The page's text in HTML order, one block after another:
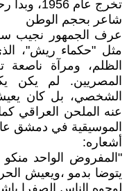
تخرج عام 1956، وبدأ رحلته الفنية والإنسانية الصعبة.
شاعر بحجم الوطن
عرف الجمهور نجيب
مثل "حكماء ريش"،
الظلم، ومرآة ناصعة
المصريين. لم يكن
الشخصي، بل كان
عنه الملحن العراقي
أشعاره:
"المفروض الواحد
يتوضا بدمو ،ويعيش